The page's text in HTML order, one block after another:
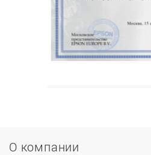
О компании